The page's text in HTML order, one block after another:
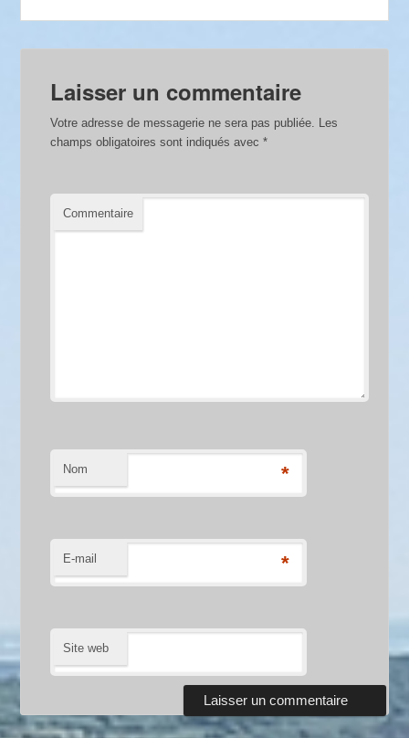
Laisser un commentaire
Votre adresse de messagerie ne sera pas publiée. Les
champs obligatoires sont indiqués avec*
Commentaire
Nom *
E-mail *
Site web